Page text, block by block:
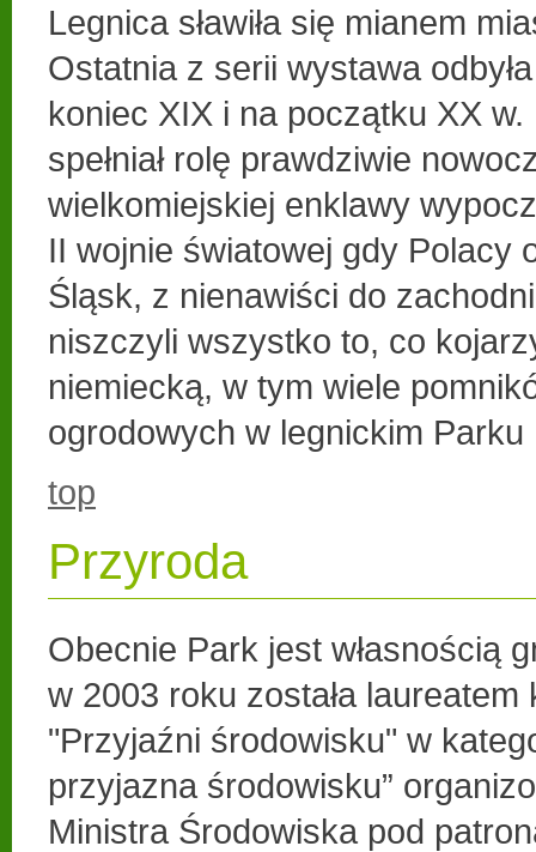
Legnica sławiła się mianem
Ostatnia z serii wystawa
koniec XIX i na początku XX
spełniał rolę prawdziwie
wielkomiejskiej enklawy
II wojnie światowej gdy Polacy
Śląsk, z nienawiści do
niszczyli wszystko to, co
niemiecką, w tym wiele
ogrodowych w legnickim Parku
top
Przyroda
Obecnie Park jest własnością
w 2003 roku została laureatem
"Przyjaźni środowisku" w
przyjazna środowisku”
Ministra Środowiska pod